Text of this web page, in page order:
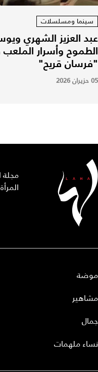
سينما ومسلسلات
عبد العزيز الشهري
الطموح وأسرار
"فرسان قريح"
05 حزيران 2026
مجلة
موضة
مشاهير
جمال
نساء ملهمات